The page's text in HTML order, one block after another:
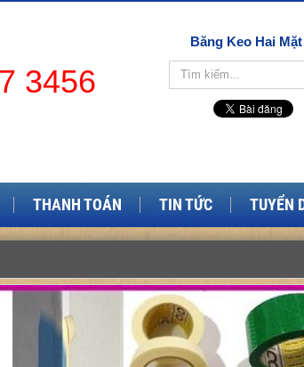
3456
Băng Keo Hai Mặt
THANH TOÁN TIN TỨC TUYỂN